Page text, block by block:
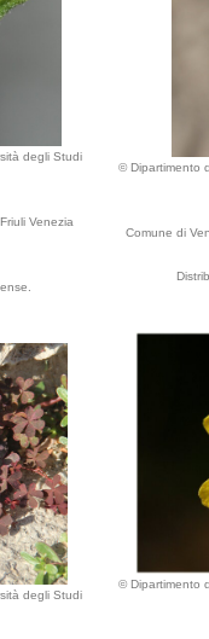
degli Studi
Venezia
© Dipartimento
Comune di
degli Studi
© Dipartimento